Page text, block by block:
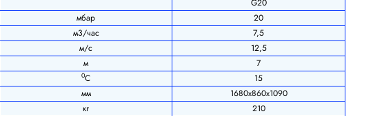
G20
мбар
20
м3/час
7,5
м/с
12,5
м 7
0С
15
мм
1680х860х1090
кг
210